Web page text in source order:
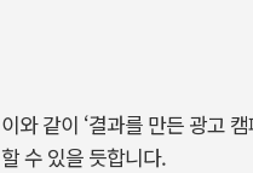
이와 같이 ‘결과를 만든 광고
할 수 있을 듯합니다.